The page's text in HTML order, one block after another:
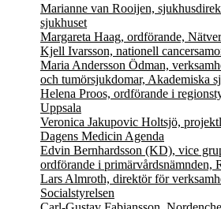
Marianne van Rooijen,
sjukhuset
Margareta Haag, ordförande,
Kjell Ivarsson, nationell
Maria Andersson Ödman,
och tumörsjukdomar, Akademiska
Helena Proos, ordförande i
Uppsala
Veronica Jakupovic Holtsjö,
Dagens Medicin Agenda
Edvin Bernhardsson (KD), vice
ordförande i primärvårdsnämnden,
Lars Almroth, direktör för
Socialstyrelsen